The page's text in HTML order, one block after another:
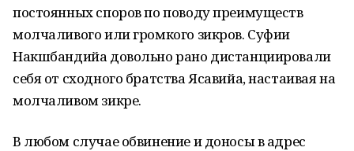
постоянных споров по поводу преимуществ
молчаливого или громкого зикров. Суфии
Накшбандийа довольно рано дистанциировали
себя от сходного братства Ясавийа, настаивая на
молчаливом зикре.
В любом случае обвинение и доносы в адрес